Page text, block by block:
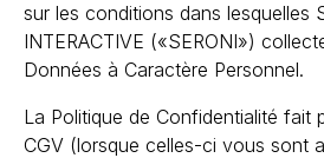
sur les conditions dans lesquelles
INTERACTIVE («SERONI»)
Données à Caractère Personnel.
La Politique de Confidentialité fait
CGV (lorsque celles-ci vous sont